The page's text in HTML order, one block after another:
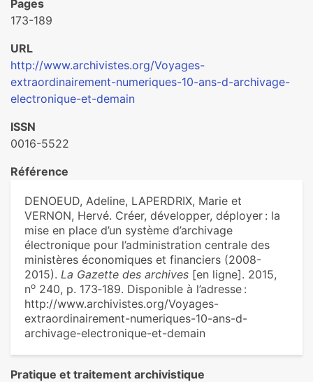
Pages
173-189
URL
http://www.archivistes.org/Voyages-
extraordinairement-numeriques-10-ans-d-archivage-
electronique-et-demain
ISSN
0016-5522
Référence
DENOEUD, Adeline, LAPERDRIX, Marie et
VERNON, Hervé. Créer, développer, déployer : la
mise en place d’un système d’archivage
électronique pour l’administration centrale des
ministères économiques et financiers (2008-
2015). La Gazette des archives [en ligne]. 2015,
no 240, p. 173‑189. Disponible à l’adresse :
http://www.archivistes.org/Voyages-
extraordinairement-numeriques-10-ans-d-
archivage-electronique-et-demain
Pratique et traitement archivistique